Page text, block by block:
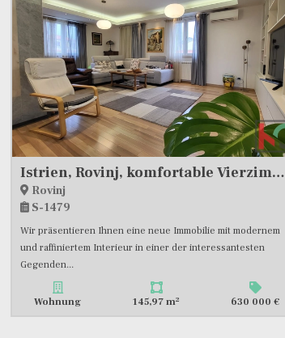
Istrien, Rovinj, komfortable Vierzimmerwohnung 146 m2 im ersten Stock eines Neubaus #verkaufen
Rovinj
S-1479
Wir präsentieren Ihnen eine neue Immobilie mit modernem
und raffiniertem Interieur in einer der interessantesten
Gegenden...
Wohnung 145,97 m2 630 000 €